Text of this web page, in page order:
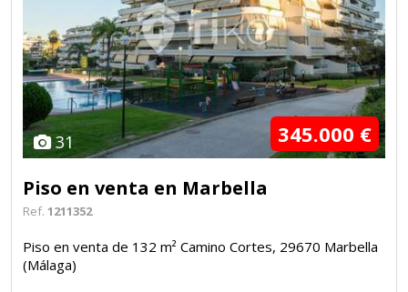
31 345.000 €
Piso en venta en Marbella
Ref. 1211352
Piso en venta de 132 m² Camino Cortes, 29670 Marbella
(Málaga)